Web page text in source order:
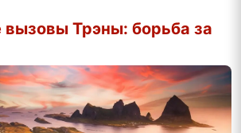
вызовы Трэны: борьба за